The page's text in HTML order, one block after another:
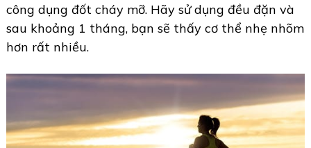
công dụng đốt cháy mỡ. Hãy sử dụng đều đặn và
sau khoảng 1 tháng, bạn sẽ thấy cơ thể nhẹ nhõm
hơn rất nhiều.